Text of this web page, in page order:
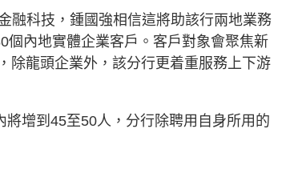
融科技，鍾國強相信這將助該行兩地業務
內地實體企業客戶。客戶對象會聚焦新
除龍頭企業外，該分行更着重服務上下游
增到45至50人，分行除聘用自身所用的